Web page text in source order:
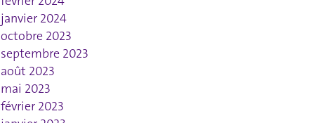
janvier 2024
octobre 2023
septembre 2023
août 2023
mai 2023
février 2023